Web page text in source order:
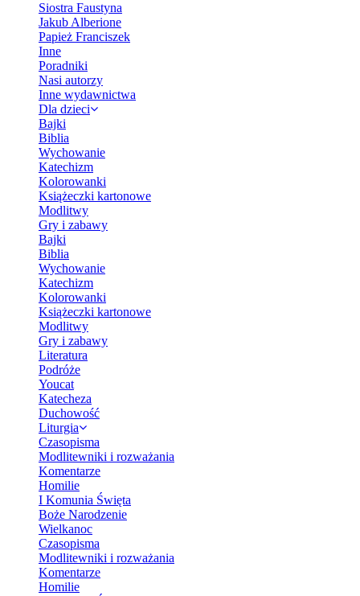
Siostra Faustyna
Jakub Alberione
Papież Franciszek
Inne
Poradniki
Nasi autorzy
Inne wydawnictwa
Dla dzieci
Bajki
Biblia
Wychowanie
Katechizm
Kolorowanki
Książeczki kartonowe
Modlitwy
Gry i zabawy
Bajki
Biblia
Wychowanie
Katechizm
Kolorowanki
Książeczki kartonowe
Modlitwy
Gry i zabawy
Literatura
Podróże
Youcat
Katecheza
Duchowość
Liturgia
Czasopisma
Modlitewniki i rozważania
Komentarze
Homilie
I Komunia Święta
Boże Narodzenie
Wielkanoc
Czasopisma
Modlitewniki i rozważania
Komentarze
Homilie